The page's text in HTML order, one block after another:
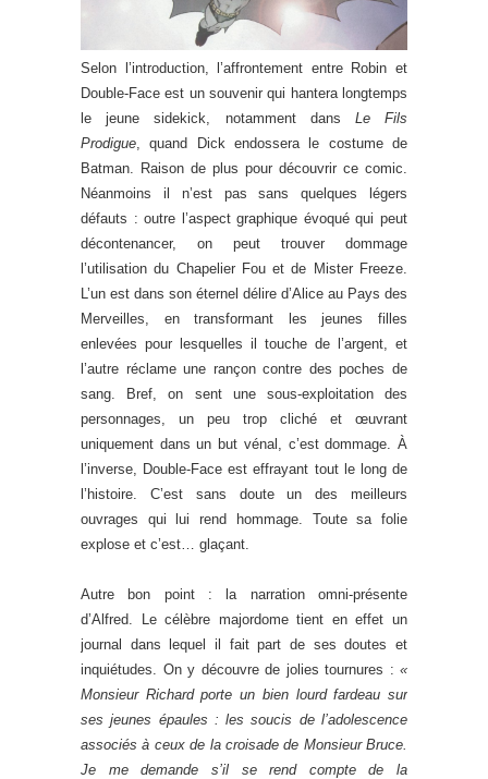
Selon l’introduction, l’affrontement entre Robin et
Double-Face est un souvenir qui hantera longtemps
le jeune sidekick, notamment dans Le Fils
Prodigue , quand Dick endossera le costume de
Batman. Raison de plus pour découvrir ce comic.
Néanmoins il n’est pas sans quelques légers
défauts : outre l’aspect graphique évoqué qui peut
décontenancer, on peut trouver dommage
l’utilisation du Chapelier Fou et de Mister Freeze.
L’un est dans son éternel délire d’Alice au Pays des
Merveilles, en transformant les jeunes filles
enlevées pour lesquelles il touche de l’argent, et
l’autre réclame une rançon contre des poches de
sang. Bref, on sent une sous-exploitation des
personnages, un peu trop cliché et œuvrant
uniquement dans un but vénal, c’est dommage. À
l’inverse, Double-Face est effrayant tout le long de
l’histoire. C’est sans doute un des meilleurs
ouvrages qui lui rend hommage. Toute sa folie
explose et c’est… glaçant.
Autre bon point : la narration omni-présente
d’Alfred. Le célèbre majordome tient en effet un
journal dans lequel il fait part de ses doutes et
inquiétudes. On y découvre de jolies tournures : «
Monsieur Richard porte un bien lourd fardeau sur
ses jeunes épaules : les soucis de l’adolescence
associés à ceux de la croisade de Monsieur Bruce.
Je me demande s’il se rend compte de la